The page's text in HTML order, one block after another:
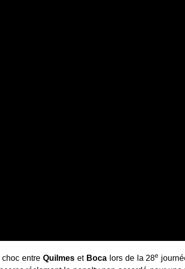
choc entreQuilmes et Bocalors de la 28e